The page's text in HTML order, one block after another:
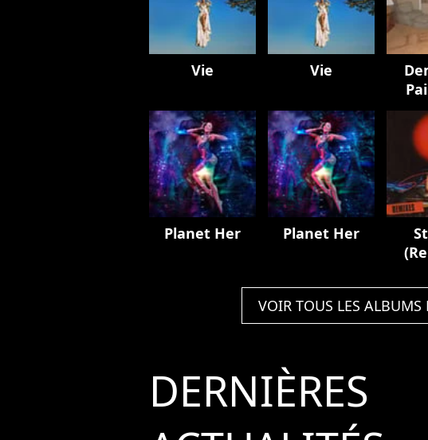
Vie Vie
Planet Her Planet Her
VOIR TOUS LES ALBUMS
DERNIÈRES